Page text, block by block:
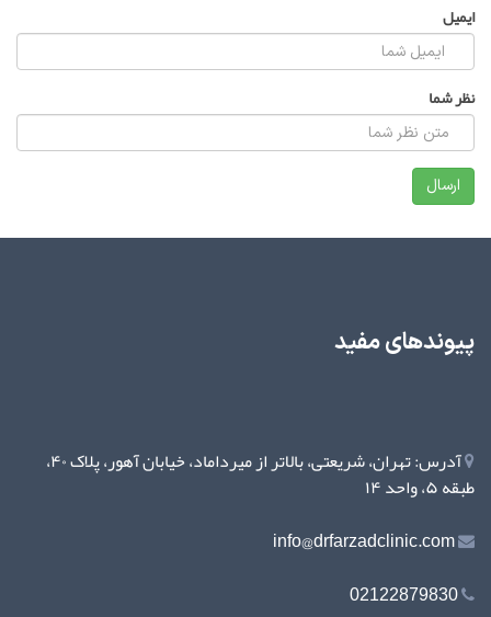
ایمیل
نظر شما
پیوندهای مفید
آدرس: تهران، شریعتی، بالاتر از میرداماد، خیابان آهور، پلاک ۴۰،
طبقه ۵، واحد ۱۴
info@drfarzadclinic.com
02122879830